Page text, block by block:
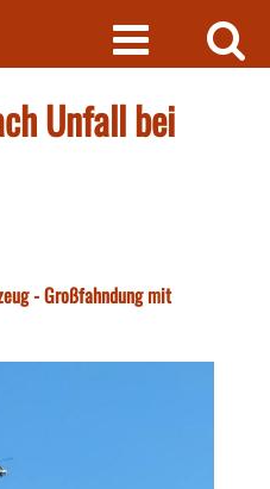
Unfall bei
- Großfahndung mit